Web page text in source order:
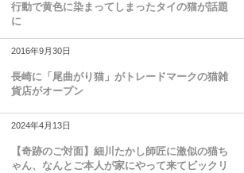
行動で黄色に染まってしまったタイの猫が話題
に
2016年9月30日
長崎に「尾曲がり猫」がトレードマークの猫雑
貨店がオープン
2024年4月13日
【奇跡のご対面】細川たかし師匠に激似の猫ち
ゃん、なんとご本人が家にやって来てビックリ